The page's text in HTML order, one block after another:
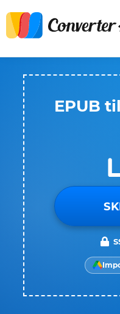
EPUB